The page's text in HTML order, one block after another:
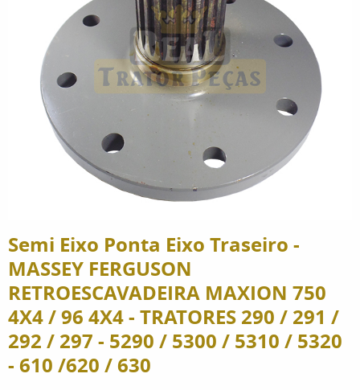
Semi Eixo Ponta Eixo Traseiro -
MASSEY FERGUSON
RETROESCAVADEIRA MAXION 750
4X4 / 96 4X4 - TRATORES 290 / 291 /
292 / 297 - 5290 / 5300 / 5310 / 5320
- 610 /620 / 630